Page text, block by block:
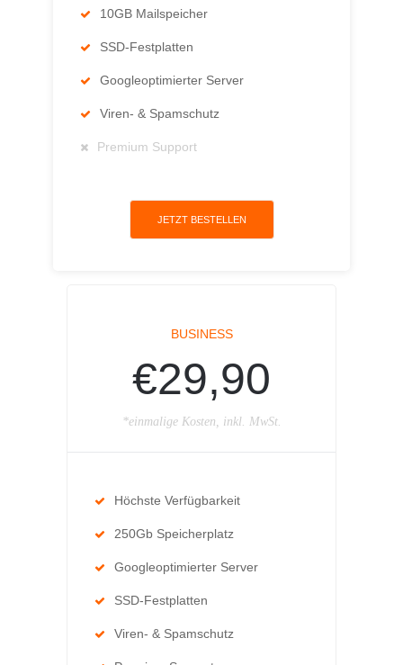
10GB Mailspeicher
SSD-Festplatten
Googleoptimierter Server
Viren- & Spamschutz
Premium Support
JETZT BESTELLEN
BUSINESS
€29,90
*einmalige Kosten, inkl. MwSt.
Höchste Verfügbarkeit
250Gb Speicherplatz
Googleoptimierter Server
SSD-Festplatten
Viren- & Spamschutz